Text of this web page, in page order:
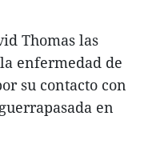
Thomas las
enfermedad de
su contacto con
en